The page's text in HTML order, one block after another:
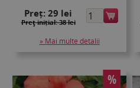
Preț:29 lei
Preţ inițial: 38 lei
» Mai multe detalii
%